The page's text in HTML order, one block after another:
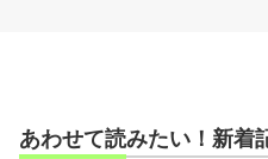
あわせて読みたい！新着